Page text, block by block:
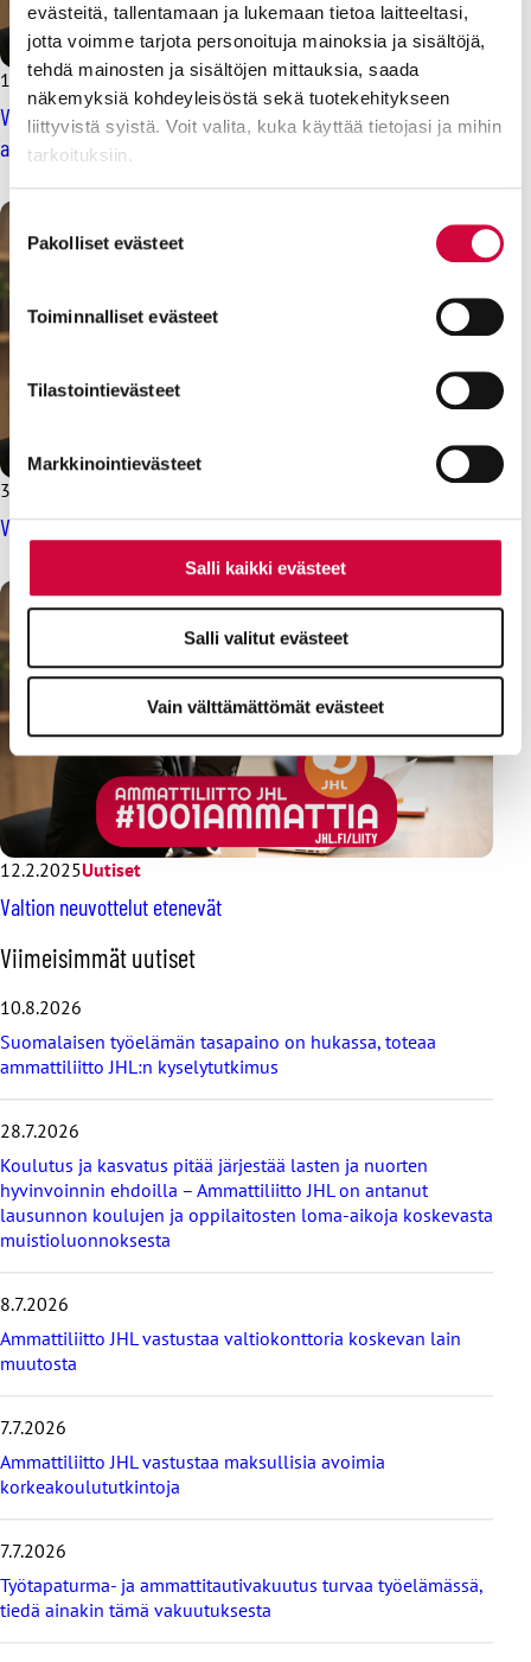
evästeitä, tallentamaan ja lukemaan tietoa laitteeltasi,
jotta voimme tarjota personoituja mainoksia ja sisältöjä,
tehdä mainosten ja sisältöjen mittauksia, saada
näkemyksiä kohdeyleisöstä sekä tuotekehitykseen
liittyvistä syistä. Voit valita, kuka käyttää tietojasi ja mihin
tarkoituksiin.
voit määrittää asetuksesi
. Voit muuttaa
parantavia, ja osaa käytetään tilastointi- tai
valinta
Pakolliset evästeet
Toiminnalliset evästeet
Tilastointievästeet
Markkinointievästeet
Salli kaikki evästeet
Salli valitut evästeet
Vain välttämättömät evästeet
13.4.2025Uutiset
Valtion sopimuskiistassa sovintoesitys – ratkaiseva vastaus
annetaan maanantaina
31.3.2025
Valtion työriita siirtyy valtakunnansovittelijalle
12.2.2025Uutiset
Valtion neuvottelut etenevät
O
h
i
t
a
v
i
m
e
i
s
i
ä
t
u
t
i
e
t
Viimeisimmät uutiset
10.8.2026
Suomalaisen työelämän tasapaino on hukassa, toteaa
ammattiliitto JHL:n kyselytutkimus
28.7.2026
Koulutus ja kasvatus pitää järjestää lasten ja nuorten
hyvinvoinnin ehdoilla – Ammattiliitto JHL on antanut
lausunnon koulujen ja oppilaitosten loma-aikoja koskevasta
muistioluonnoksesta
8.7.2026
Ammattiliitto JHL vastustaa valtiokonttoria koskevan lain
muutosta
7.7.2026
Ammattiliitto JHL vastustaa maksullisia avoimia
korkeakoulututkintoja
7.7.2026
Työtapaturma- ja ammattitautivakuutus turvaa työelämässä,
tiedä ainakin tämä vakuutuksesta